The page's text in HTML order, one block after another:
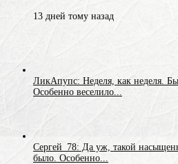
13 дней тому назад
ЛикАпупс: Неделя, как неделя.
Особенно веселило...
Сергей_78: Да уж, такой
было. Особенно...